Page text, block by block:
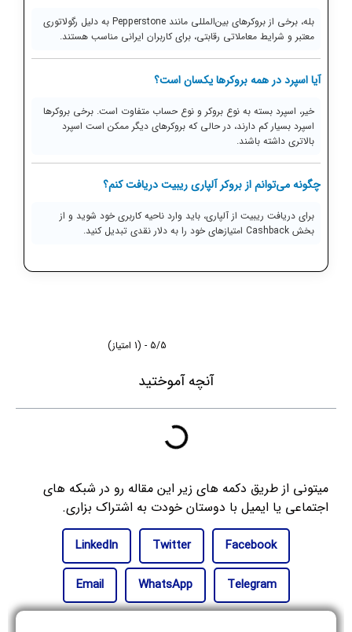
بله، برخی از بروکرهای بین‌المللی مانند Pepperstone به دلیل رگولاتوری
معتبر و شرایط معاملاتی رقابتی، برای کاربران ایرانی مناسب هستند.
آیا اسپرد در همه بروکرها یکسان است؟
خیر، اسپرد بسته به نوع بروکر و نوع حساب متفاوت است. برخی بروکرها
اسپرد بسیار کم دارند، در حالی که بروکرهای دیگر ممکن است اسپرد
بالاتری داشته باشند.
چگونه می‌توانم از بروکر آلپاری ریبیت دریافت کنم؟
برای دریافت ریبیت از آلپاری، باید وارد ناحیه کاربری خود شوید و از
بخش Cashback امتیاز‌های خود را به دلار نقدی تبدیل کنید.
5/5 - (1 امتیاز)
آنچه آموختید
میتونی از طریق دکمه های زیر این مقاله رو در شبکه های
اجتماعی یا ایمیل با دوستان خودت به اشتراک بزاری.
Facebook
Twitter
LinkedIn
Telegram
WhatsApp
Email